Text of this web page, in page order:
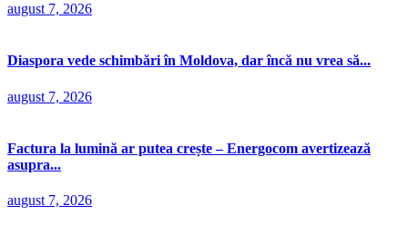
august 7, 2026
Diaspora vede schimbări în Moldova, dar încă nu vrea să...
august 7, 2026
Factura la lumină ar putea crește – Energocom avertizează
asupra...
august 7, 2026